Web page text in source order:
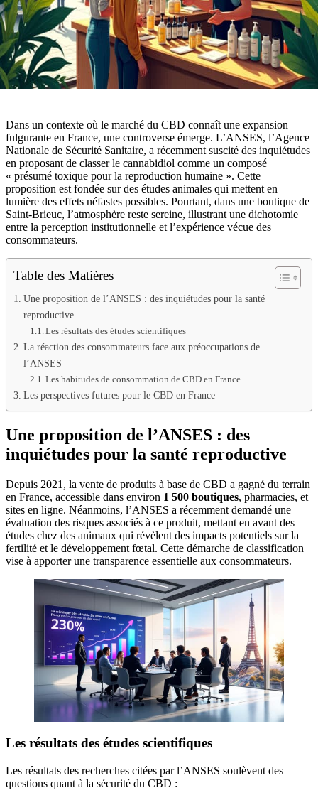
Dans un contexte où le marché du CBD connaît une expansion
fulgurante en France, une controverse émerge. L’ANSES, l’Agence
Nationale de Sécurité Sanitaire, a récemment suscité des inquiétudes
en proposant de classer le cannabidiol comme un composé
« présumé toxique pour la reproduction humaine ». Cette
proposition est fondée sur des études animales qui mettent en
lumière des effets néfastes possibles. Pourtant, dans une boutique de
Saint-Brieuc, l’atmosphère reste sereine, illustrant une dichotomie
entre la perception institutionnelle et l’expérience vécue des
consommateurs.
Table des Matières
Une proposition de l’ANSES : des inquiétudes pour la santé
reproductive
Les résultats des études scientifiques
La réaction des consommateurs face aux préoccupations de
l’ANSES
Les habitudes de consommation de CBD en France
Les perspectives futures pour le CBD en France
Une proposition de l’ANSES : des
inquiétudes pour la santé reproductive
Depuis 2021, la vente de produits à base de CBD a gagné du terrain
en France, accessible dans environ 1 500 boutiques, pharmacies, et
sites en ligne. Néanmoins, l’ANSES a récemment demandé une
évaluation des risques associés à ce produit, mettant en avant des
études chez des animaux qui révèlent des impacts potentiels sur la
fertilité et le développement fœtal. Cette démarche de classification
vise à apporter une transparence essentielle aux consommateurs.
Les résultats des études scientifiques
Les résultats des recherches citées par l’ANSES soulèvent des
questions quant à la sécurité du CBD :